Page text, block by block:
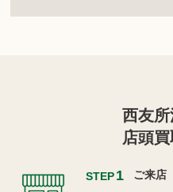
西友
店頭
STEP1 ご来店